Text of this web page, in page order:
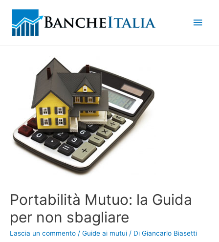
Portabilità Mutuo: la Guida
per non sbagliare
Lascia un commento / Guide ai mutui / Di Giancarlo Biasetti